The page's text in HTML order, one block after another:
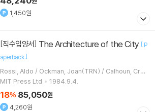
1,450원
[직수입양서] The Architecture of the City [ P
aperback]
Rossi, Aldo / Ockman, Joan(TRN) / Calhoun, Crai
g(EDT)
MIT Press Ltd 1984.9.4.
18% 85,050원
4,260원